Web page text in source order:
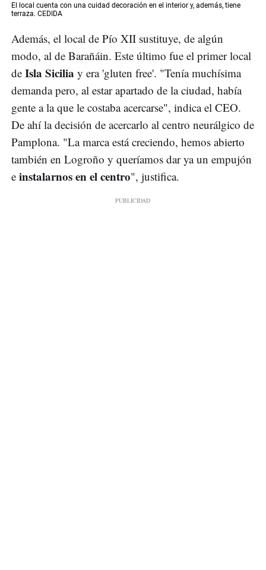
El local cuenta con una cuidad decoración en el interior y, además, tiene
terraza. CEDIDA
Además, el local de Pío XII sustituye, de algún
modo, al de Barañáin. Este último fue el primer local
de Isla Sicilia y era 'gluten free'. "Tenía muchísima
demanda pero, al estar apartado de la ciudad, había
gente a la que le costaba acercarse", indica el CEO.
De ahí la decisión de acercarlo al centro neurálgico de
Pamplona. "La marca está creciendo, hemos abierto
también en Logroño y queríamos dar ya un empujón
e instalarnos en el centro", justifica.